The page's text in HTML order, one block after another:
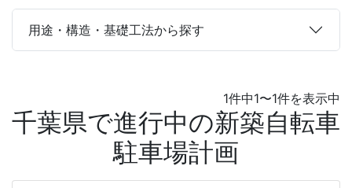
用途・構造・基礎工法から探す
1件中1〜1件を表示中
千葉県で進行中の新築自転車
駐車場計画